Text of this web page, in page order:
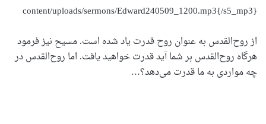
content/uploads/sermons/Edward240509_1200.mp3{/s5_mp3}
از روح‌القدس به عنوان روح قدرت یاد شده است. مسیح نیز فرمود
هرگاه روح‌القدس بر شما آید قدرت خواهید یافت. اما روح‌القدس در
چه مواردی به ما قدرت می‌دهد؟…